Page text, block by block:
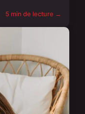
5 min de lecture →